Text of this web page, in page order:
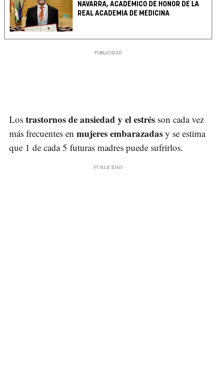
NAVARRA, ACADÉMICO DE HONOR DE LA
REAL ACADEMIA DE MEDICINA
Los trastornos de ansiedad y el estrés son cada vez
más frecuentes en mujeres embarazadas y se estima
que 1 de cada 5 futuras madres puede sufrirlos.